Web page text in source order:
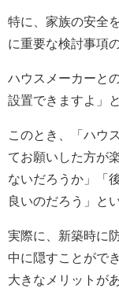
特に、家族の安全
に重要な検討事項
ハウスメーカーと
設置できますよ」
このとき、「ハウ
てお願いした方が
ないだろうか」「
良いのだろう」と
実際に、新築時に
中に隠すことがで
大きなメリットが